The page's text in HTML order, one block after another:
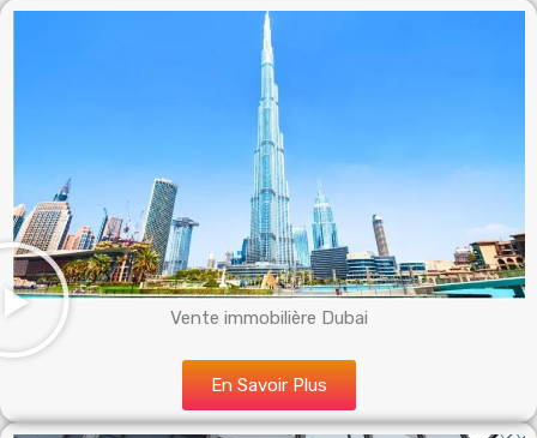
Vente immobilière Dubai
En Savoir Plus